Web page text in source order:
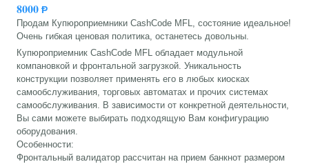
8000Ᵽ
Продам Купюроприемники CashCode MFL, состояние идеальное!
Очень гибкая ценовая политика, останетесь довольны.
Купюроприемник CashCode MFL обладает модульной
компановкой и фронтальной загрузкой. Уникальность
конструкции позволяет применять его в любых киосках
самообслуживания, торговых автоматах и прочих системах
самообслуживания. В зависимости от конкретной деятельности,
Вы сами можете выбирать подходящую Вам конфигурацию
оборудования.
Особенности:
Фронтальный валидатор рассчитан на прием банкнот размером